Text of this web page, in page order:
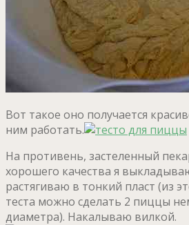
Вот такое оно получается
ним работать.
На противень, застеленный
хорошего качества я
растягиваю в тонкий пласт (из
теста можно сделать 2 пиццы
диаметра). Накалываю вилкой.